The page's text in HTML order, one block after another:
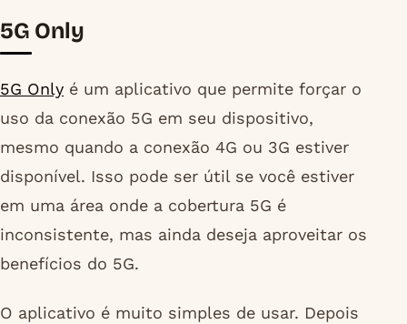
5G Only
5G Only é um aplicativo que permite forçar o
uso da conexão 5G em seu dispositivo,
mesmo quando a conexão 4G ou 3G estiver
disponível. Isso pode ser útil se você estiver
em uma área onde a cobertura 5G é
inconsistente, mas ainda deseja aproveitar os
benefícios do 5G.
O aplicativo é muito simples de usar. Depois